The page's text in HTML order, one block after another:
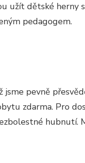
užít dětské
pedagogem.
pevně
zdarma. Pro
hubnutí.